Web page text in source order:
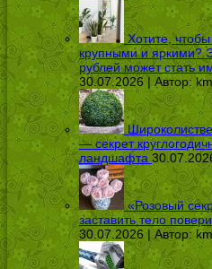
Хотите,
крупными и яркими?
рублей может стать
30.07.2026 | Автор:
— секрет
ландшафта
«Розовый
заставить тело
30.07.2026 | Автор: